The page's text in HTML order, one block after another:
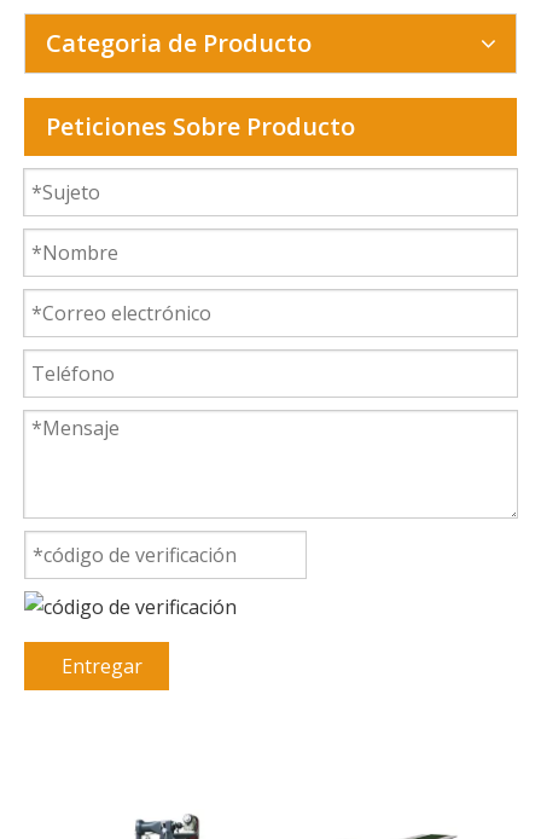
Categoria de Producto
Peticiones Sobre Producto
Entregar